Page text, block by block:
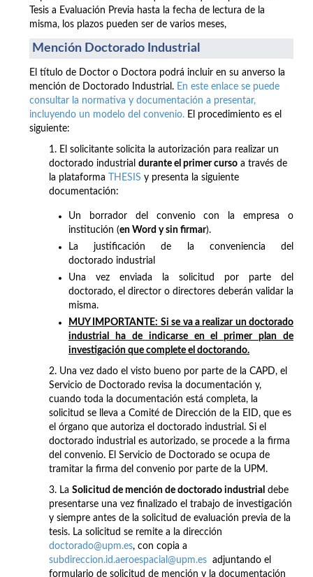
Tesis a Evaluación Previa hasta la fecha de lectura de la
misma, los plazos pueden ser de varios meses,
Mención Doctorado Industrial
El título de Doctor o Doctora podrá incluir en su anverso la
mención de Doctorado Industrial. En este enlace se puede
consultar la normativa y documentación a presentar,
incluyendo un modelo del convenio. El procedimiento es el
siguiente:
1. El solicitante solicita la autorización para realizar un
doctorado industrial durante el primer curso a través de
la plataforma
THESIS y presenta la siguiente
documentación:
Un borrador del convenio con la empresa o
institución (en Word y sin firmar).
La justificación de la conveniencia del
doctorado industrial
Una vez enviada la solicitud por parte del
doctorado, el director o directores deberán validar la
misma.
MUY IMPORTANTE: Si se va a realizar un doctorado
industrial ha de indicarse en el primer plan de
investigación que complete el doctorando.
2. Una vez dado el visto bueno por parte de la CAPD, el
Servicio de Doctorado revisa la documentación y,
cuando toda la documentación está completa, la
solicitud se lleva a Comité de Dirección de la EID, que es
el órgano que autoriza el doctorado industrial. Si el
doctorado industrial es autorizado, se procede a la firma
del convenio. El Servicio de Doctorado se ocupa de
tramitar la firma del convenio por parte de la UPM.
3. La Solicitud de mención de doctorado industrial debe
presentarse una vez finalizado el trabajo de investigación
y siempre antes de la solicitud de evaluación previa de la
tesis. La solicitud se remite a la dirección
doctorado@upm.es, con copia a
subdireccion.id.aeroespacial@upm.es adjuntando el
formulario de solicitud de mención y la documentación